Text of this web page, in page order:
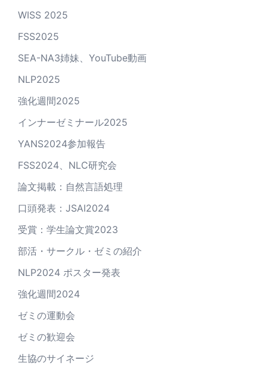
WISS 2025
FSS2025
SEA-NA3姉妹、YouTube動画
NLP2025
強化週間2025
インナーゼミナール2025
YANS2024参加報告
FSS2024、NLC研究会
論文掲載：自然言語処理
口頭発表：JSAI2024
受賞：学生論文賞2023
部活・サークル・ゼミの紹介
NLP2024 ポスター発表
強化週間2024
ゼミの運動会
ゼミの歓迎会
生協のサイネージ